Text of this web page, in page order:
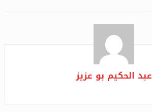
عبد الحكيم بو عزيز